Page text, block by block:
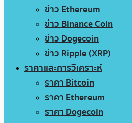
ข่าว Ethereum
ข่าว Binance Coin
ข่าว Dogecoin
ข่าว Ripple (XRP)
ราคาและการวิเคราะห์
ราคา Bitcoin
ราคา Ethereum
ราคา Dogecoin